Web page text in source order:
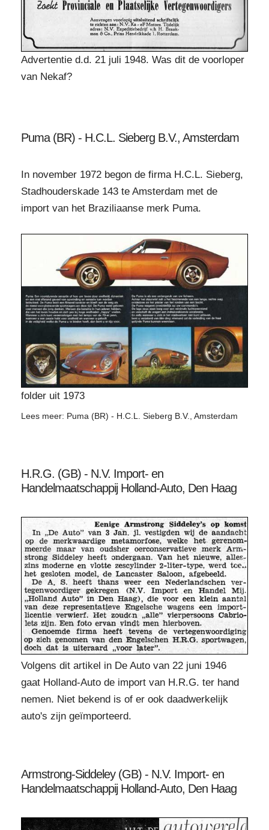
Advertentie d.d. 21 juli 1948. Was dit de voorloper
van Nekaf?
Puma (BR) - H.C.L. Sieberg B.V., Amsterdam
In november 1972 begon de firma H.C.L. Sieberg,
Stadhouderskade 143 te Amsterdam met de
import van het Braziliaanse merk Puma.
folder uit 1973
Lees meer: Puma (BR) - H.C.L. Sieberg B.V., Amsterdam
H.R.G. (GB) - N.V. Import- en
Handelmaatschappij Holland-Auto, Den Haag
Volgens dit artikel in De Auto van 22 juni 1946
gaat Holland-Auto de import van H.R.G. ter hand
nemen. Niet bekend is of er ook daadwerkelijk
auto's zijn geïmporteerd.
Armstrong-Siddeley (GB) - N.V. Import- en
Handelmaatschappij Holland-Auto, Den Haag